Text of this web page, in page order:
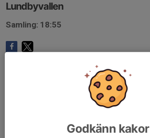
Lundbyvallen
Samling: 18:55
Godkänn kakor